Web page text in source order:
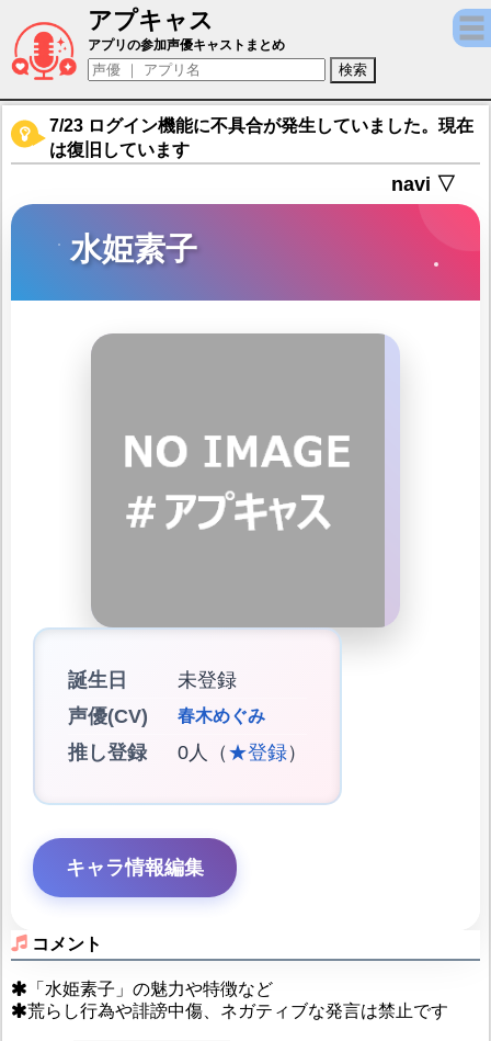
アプキャス
水姫素子（声優：春木めぐみ)【ガール・カ
アプリの参加声優キャストまとめ
7/23 ログイン機能に不具合が発生していました。現在
は復旧しています
navi ▽
水姫素子
誕生日
未登録
声優(CV)
春木めぐみ
推し登録 0人（ ★登録）
キャラ情報編集
コメント
「水姫素子」の魅力や特徴など
荒らし行為や誹謗中傷、ネガティブな発言は禁止です